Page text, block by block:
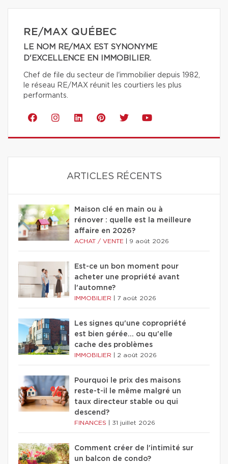
RE/MAX QUÉBEC
LE NOM RE/MAX EST SYNONYME
D'EXCELLENCE EN IMMOBILIER.
Chef de file du secteur de l'immobilier depuis 1982,
le réseau RE/MAX réunit les courtiers les plus
performants.
ARTICLES RÉCENTS
Maison clé en main ou à
rénover : quelle est la meilleure
affaire en 2026?
ACHAT / VENTE 9 août 2026
Est-ce un bon moment pour
acheter une propriété avant
l'automne?
IMMOBILIER 7 août 2026
Les signes qu'une copropriété
est bien gérée… ou qu'elle
cache des problèmes
IMMOBILIER 2 août 2026
Pourquoi le prix des maisons
reste-t-il le même malgré un
taux directeur stable ou qui
descend?
FINANCES 31 juillet 2026
Comment créer de l'intimité sur
un balcon de condo?